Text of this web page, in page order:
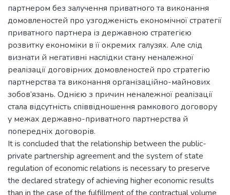
партнером без залучення приватного та виконання
домовленостей про узгодженість економічної стратегії
приватного партнера із державною стратегією
розвитку економіки в її окремих галузях. Але слід
визнати й негативні наслідки стану неналежної
реалізації договірних домовленостей про стратегію
партнерства та виконання організаційно-майнових
зобов’язань. Однією з причин неналежної реалізації
стала відсутність співвідношення рамкового договору
у межах державно-приватного партнерства й
попередніх договорів.
It is concluded that the relationship between the public-
private partnership agreement and the system of state
regulation of economic relations is necessary to preserve
the declared strategy of achieving higher economic results